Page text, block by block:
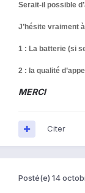
Serait-il possible
J’hésite vraiment
1 : La batterie (si
2 : la qualité
MERCI
Citer
Posté(e) 14